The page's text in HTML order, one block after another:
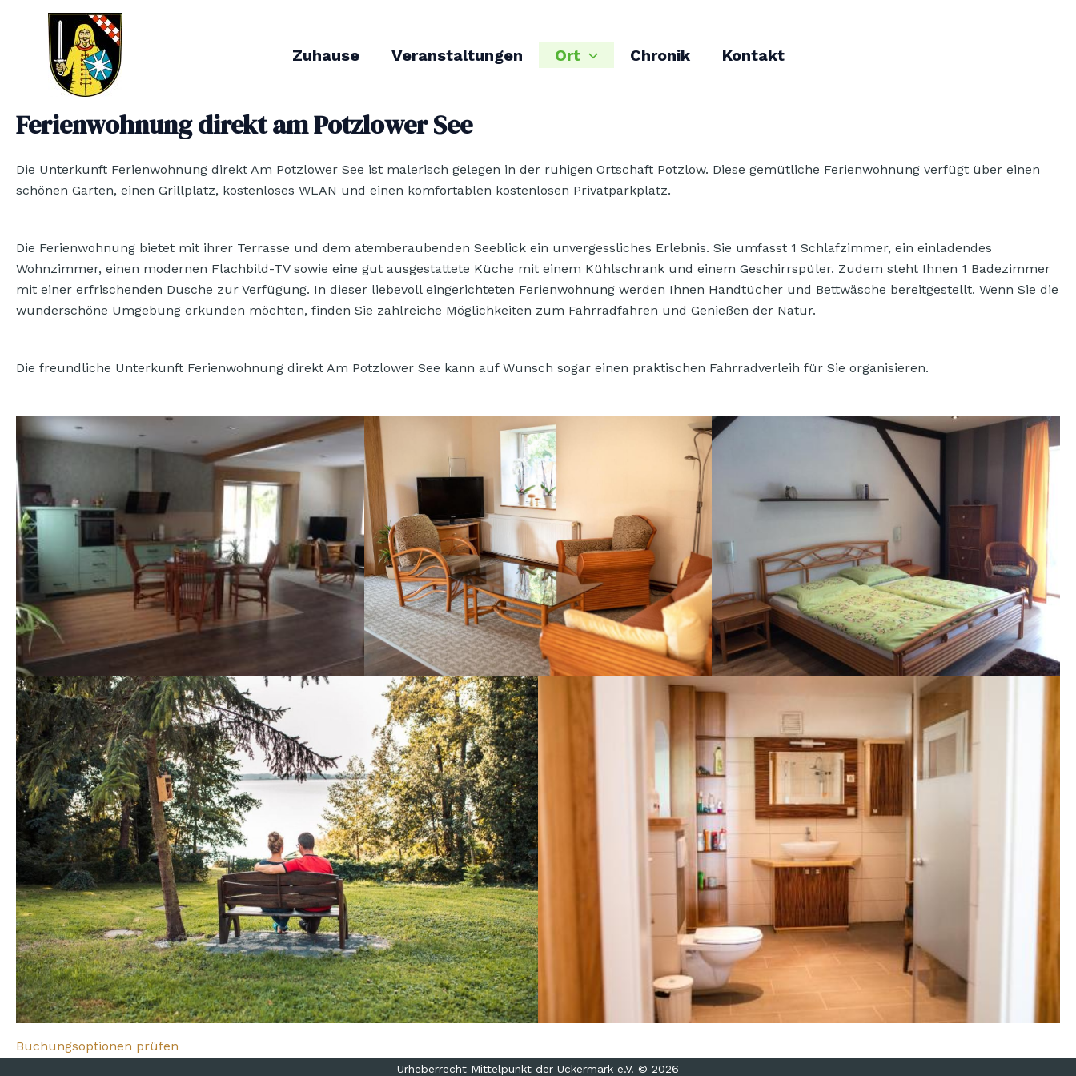
springen
Zuhause Veranstaltungen Ort Chronik Kontakt
Ferienwohnung direkt am Potzlower See
Die Unterkunft Ferienwohnung direkt Am Potzlower See ist malerisch gelegen in der ruhigen Ortschaft Potzlow. Diese gemütliche Ferienwohnung verfügt über einen
schönen Garten, einen Grillplatz, kostenloses WLAN und einen komfortablen kostenlosen Privatparkplatz.
Die Ferienwohnung bietet mit ihrer Terrasse und dem atemberaubenden Seeblick ein unvergessliches Erlebnis. Sie umfasst 1 Schlafzimmer, ein einladendes
Wohnzimmer, einen modernen Flachbild-TV sowie eine gut ausgestattete Küche mit einem Kühlschrank und einem Geschirrspüler. Zudem steht Ihnen 1 Badezimmer
mit einer erfrischenden Dusche zur Verfügung. In dieser liebevoll eingerichteten Ferienwohnung werden Ihnen Handtücher und Bettwäsche bereitgestellt. Wenn Sie die
wunderschöne Umgebung erkunden möchten, finden Sie zahlreiche Möglichkeiten zum Fahrradfahren und Genießen der Natur.
Die freundliche Unterkunft Ferienwohnung direkt Am Potzlower See kann auf Wunsch sogar einen praktischen Fahrradverleih für Sie organisieren.
Buchungsoptionen prüfen
Urheberrecht Mittelpunkt der Uckermark e.V. © 2026